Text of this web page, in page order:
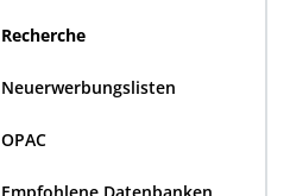
Recherche
Neuerwerbungslisten
OPAC